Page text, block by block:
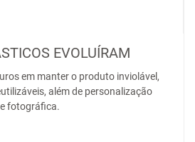
EVOLUÍRAM
em manter o produto inviolável,
além de personalização
fotográfica.